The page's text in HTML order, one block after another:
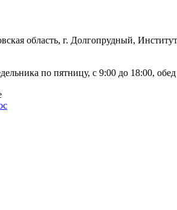
область, г. Долгопрудный,
по пятницу, с 9:00 до 18:00,